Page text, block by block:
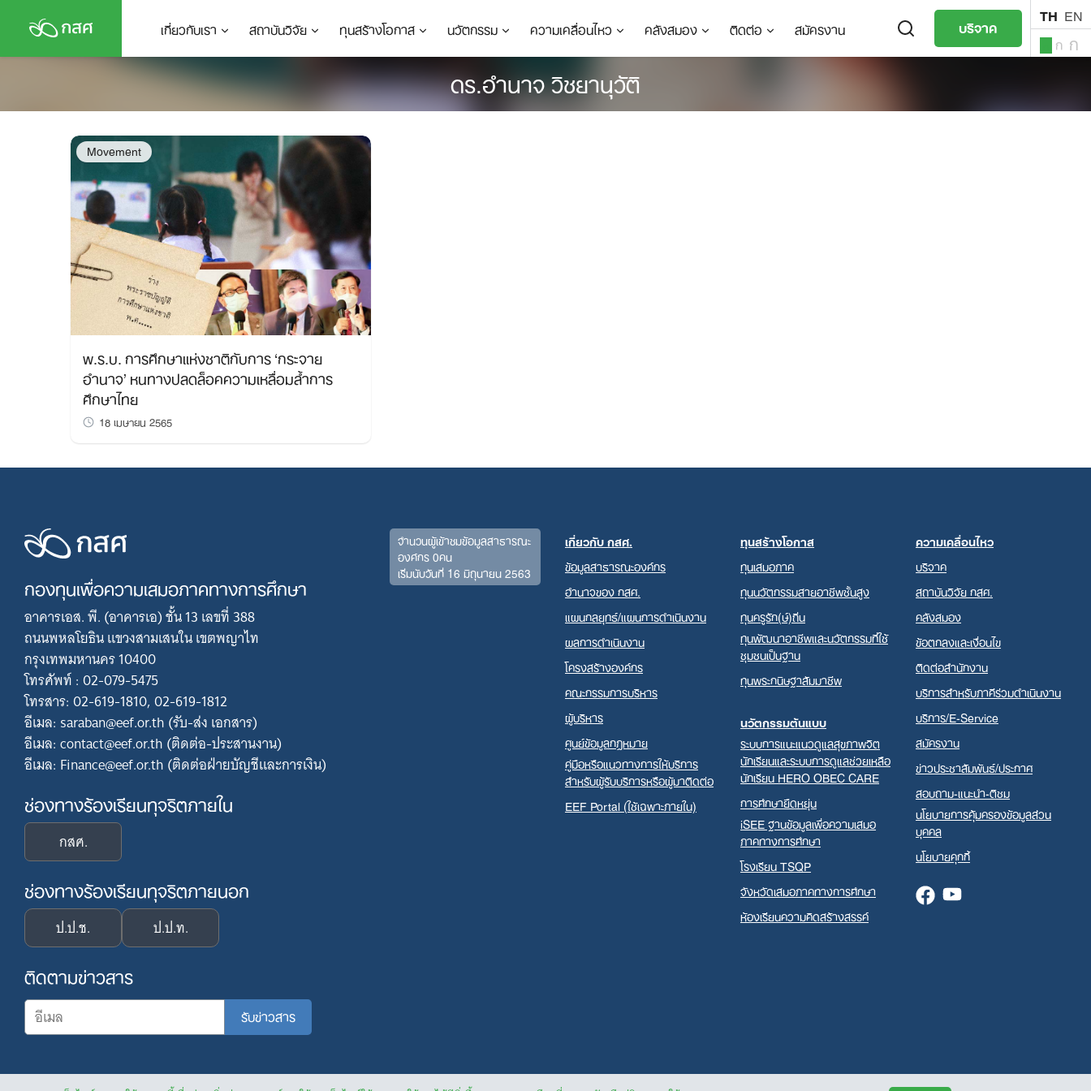
content
เกี่ยวกับเรา สถาบันวิจัย ทุนสร้างโอกาส นวัตกรรม ความเคลื่อนไหว คลังสมอง ติดต่อ สมัครงาน บริจาค TH EN
ก ก
Search
ดร.อำนาจ วิชยานุวัติ
Movement
พ.ร.บ. การศึกษาแห่งชาติกับการ ‘กระจาย
อำนาจ’ หนทางปลดล็อคความเหลื่อมล้ำการ
ศึกษาไทย
18 เมษายน 2565
กองทุนเพื่อความเสมอภาคทางการศึกษา
อาคารเอส. พี. (อาคารเอ) ชั้น 13 เลขที่ 388
ถนนพหลโยธิน แขวงสามเสนใน เขตพญาไท
กรุงเทพมหานคร 10400
โทรศัพท์ : 02-079-5475
โทรสาร: 02-619-1810, 02-619-1812
อีเมล: saraban@eef.or.th (รับ-ส่ง เอกสาร)
อีเมล: contact@eef.or.th (ติดต่อ-ประสานงาน)
อีเมล: Finance@eef.or.th (ติดต่อฝ่ายบัญชีและการเงิน)
ช่องทางร้องเรียนทุจริตภายใน
กสศ.
ช่องทางร้องเรียนทุจริตภายนอก
ป.ป.ช. ป.ป.ท.
ติดตามข่าวสาร
จำนวนผู้เข้าชมข้อมูลสาธารณะ
องค์กร 0คน
เริ่มนับวันที่ 16 มิถุนายน 2563
เกี่ยวกับ กสศ.
ข้อมูลสาธารณะองค์กร
อำนาจของ กสศ.
แผนกลยุทธ์/แผนการดำเนินงาน
ผลการดำเนินงาน
โครงสร้างองค์กร
คณะกรรมการบริหาร
ผู้บริหาร
ศูนย์ข้อมูลกฎหมาย
คู่มือหรือแนวทางการให้บริการ
สำหรับผู้รับบริการหรือผู้มาติดต่อ
EEF Portal (ใช้เฉพาะภายใน)
ทุนสร้างโอกาส
ทุนเสมอภาค
ทุนนวัตกรรมสายอาชีพชั้นสูง
ทุนครูรัก(ษ์)ถิ่น
ทุนพัฒนาอาชีพและนวัตกรรมที่ใช้
ชุมชนเป็นฐาน
ทุนพระกนิษฐาสัมมาชีพ
นวัตกรรมต้นแบบ
ระบบการแนะแนวดูแลสุขภาพจิต
นักเรียนและระบบการดูแลช่วยเหลือ
นักเรียน HERO OBEC CARE
การศึกษายืดหยุ่น
iSEE ฐานข้อมูลเพื่อความเสมอ
ภาคทางการศึกษา
โรงเรียน TSQP
จังหวัดเสมอภาคทางการศึกษา
ห้องเรียนความคิดสร้างสรรค์
ความเคลื่อนไหว
บริจาค
สถาบันวิจัย กสศ.
คลังสมอง
ข้อตกลงและเงื่อนไข
ติดต่อสำนักงาน
บริการสำหรับภาคีร่วมดำเนินงาน
บริการ/E-Service
สมัครงาน
ข่าวประชาสัมพันธ์/ประกาศ
สอบถาม-แนะนำ-ติชม
นโยบายการคุ้มครองข้อมูลส่วน
บุคคล
นโยบายคุกกี้
FacebookYoutube